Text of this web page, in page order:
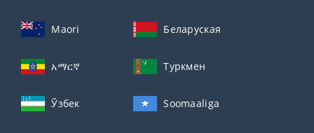
Maori Беларуская
አማርኛ Туркмен
Ўзбек Soomaaliga